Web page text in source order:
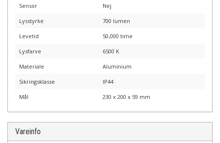
Sensor Nej
Lysstyrke 700 lumen
Levetid 50,000 time
Lysfarve 6500 K
Materiale Aluminium
Sikringsklasse IP44
Mål 230 x 200 x 59 mm
Vareinfo